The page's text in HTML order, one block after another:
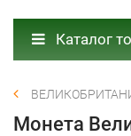
Каталог
Монета